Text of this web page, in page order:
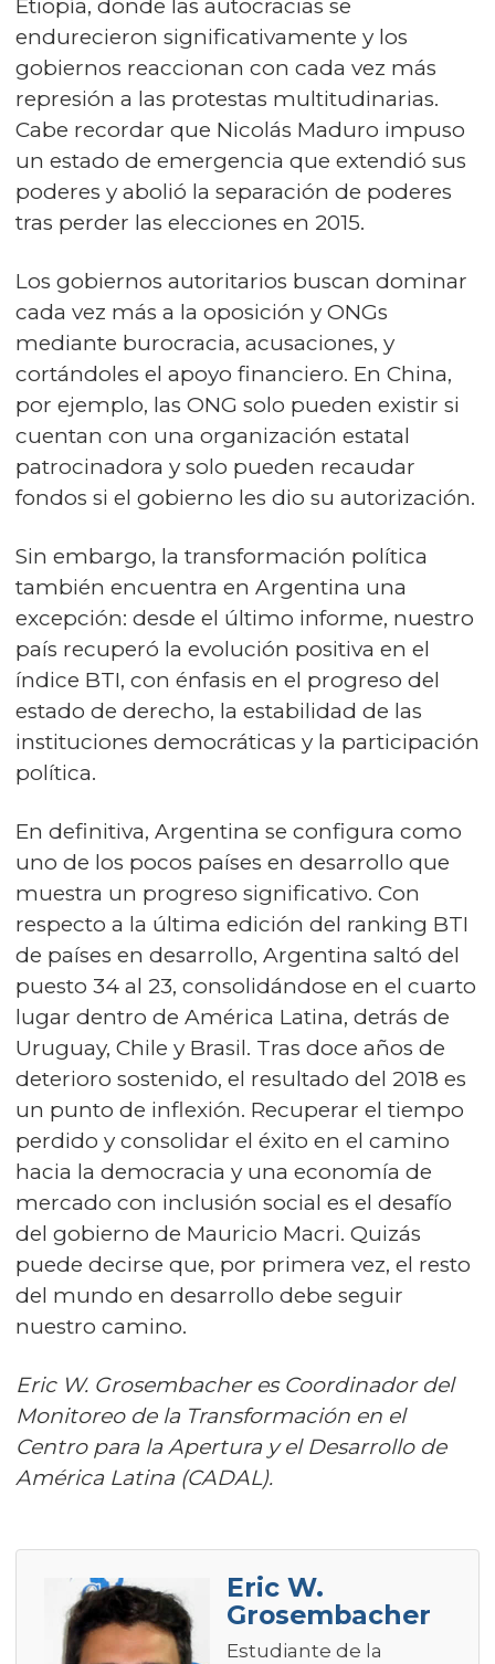
Etiopía, donde las autocracias se
endurecieron significativamente y los
gobiernos reaccionan con cada vez más
represión a las protestas multitudinarias.
Cabe recordar que Nicolás Maduro impuso
un estado de emergencia que extendió sus
poderes y abolió la separación de poderes
tras perder las elecciones en 2015.
Los gobiernos autoritarios buscan dominar
cada vez más a la oposición y ONGs
mediante burocracia, acusaciones, y
cortándoles el apoyo financiero. En China,
por ejemplo, las ONG solo pueden existir si
cuentan con una organización estatal
patrocinadora y solo pueden recaudar
fondos si el gobierno les dio su autorización.
Sin embargo, la transformación política
también encuentra en Argentina una
excepción: desde el último informe, nuestro
país recuperó la evolución positiva en el
índice BTI, con énfasis en el progreso del
estado de derecho, la estabilidad de las
instituciones democráticas y la participación
política.
En definitiva, Argentina se configura como
uno de los pocos países en desarrollo que
muestra un progreso significativo. Con
respecto a la última edición del ranking BTI
de países en desarrollo, Argentina saltó del
puesto 34 al 23, consolidándose en el cuarto
lugar dentro de América Latina, detrás de
Uruguay, Chile y Brasil. Tras doce años de
deterioro sostenido, el resultado del 2018 es
un punto de inflexión. Recuperar el tiempo
perdido y consolidar el éxito en el camino
hacia la democracia y una economía de
mercado con inclusión social es el desafío
del gobierno de Mauricio Macri. Quizás
puede decirse que, por primera vez, el resto
del mundo en desarrollo debe seguir
nuestro camino.
Eric W. Grosembacher es Coordinador del
Monitoreo de la Transformación en el
Centro para la Apertura y el Desarrollo de
América Latina (CADAL).
Eric W.
Grosembacher
Estudiante de la